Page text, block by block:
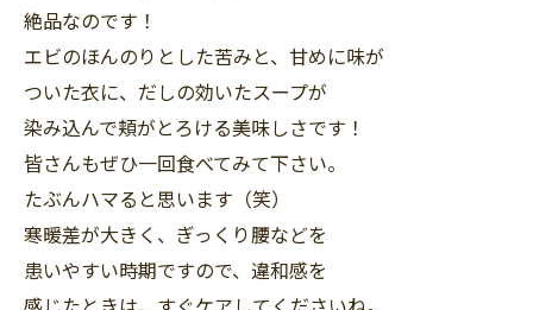
絶品なのです！
エビのほんのりとした苦みと、甘めに味が
ついた衣に、だしの効いたスープが
染み込んで頬がとろける美味しさです！
皆さんもぜひ一回食べてみて下さい。
たぶんハマると思います（笑）
寒暖差が大きく、ぎっくり腰などを
患いやすい時期ですので、違和感を